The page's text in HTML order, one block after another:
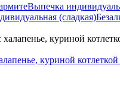
Выпечка
(сладкая)
куриной